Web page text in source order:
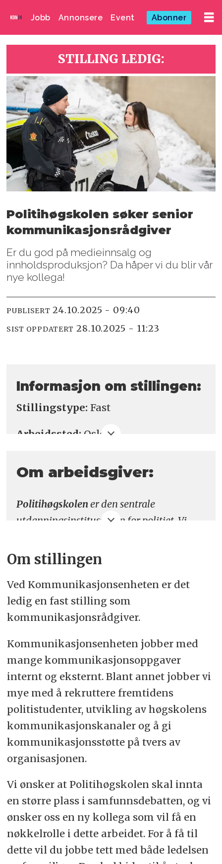
Jobb Annonsere Event Abonner
STILLING LEDIG:
Politihøgskolen søker senior
kommunikasjons­rådgiver
Er du god på medieinnsalg og
innholdsproduksjon? Da håper vi du blir vår
nye kollega!
PUBLISERT 24.10.2025 - 09:40
SIST OPPDATERT 28.10.2025 - 11:23
Informasjon om stillingen:
Stillingstype: Fast
Arbeidssted: Oslo
Om arbeidsgiver:
Politihøgskolener den sentrale
utdanningsinstitusjonen for politiet. Vi
masterutdanninger og en rekke etter- og
videreutdanninger. I tillegg har
Politihøgskolen en omfattende
formidlings- og forskningsvirksomhet. Det
arbeider ca. 380 ansatte i tilknytning til
Kongsvinger og Stavern.
Om stillingen
Ved Kommunikasjonsenheten er det
ledig en fast stilling som
kommunikasjonsrådgiver.
Kommunikasjonsenheten jobber med
mange kommunikasjonsoppgaver
internt og eksternt. Blant annet jobber vi
mye med å rekruttere fremtidens
politistudenter, utvikling av høgskolens
kommunikasjonskanaler og å gi
kommunikasjonsstøtte på tvers av
organisasjonen.
Vi ønsker at Politihøgskolen skal innta
en større plass i samfunnsdebatten, og vi
ønsker oss en ny kollega som vil få en
nøkkelrolle i dette arbeidet. For å få til
dette vil du jobbe tett med både ledelsen